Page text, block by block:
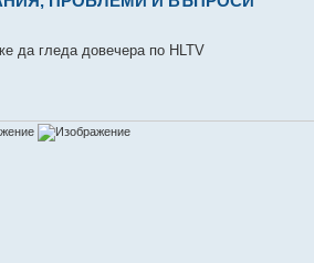
да гледа довечера по HLTV